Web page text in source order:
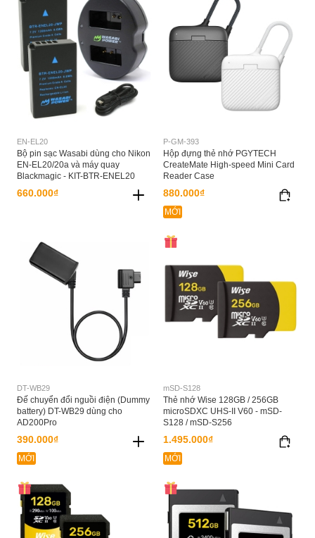
EN-EL20
Bộ pin sạc Wasabi dùng cho Nikon
EN-EL20/20a và máy quay
Blackmagic - KIT-BTR-ENEL20
660.000₫
P-GM-393
Hộp đựng thẻ nhớ PGYTECH
CreateMate High-speed Mini Card
Reader Case
880.000₫
MỚI
DT-WB29
Đế chuyển đổi nguồi điện (Dummy
battery) DT-WB29 dùng cho
AD200Pro
390.000₫
MỚI
mSD-S128
Thẻ nhớ Wise 128GB / 256GB
microSDXC UHS-II V60 - mSD-
S128 / mSD-S256
1.495.000₫
MỚI